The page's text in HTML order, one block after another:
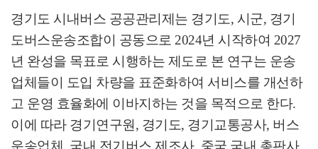
경기도 시내버스 공공관리제는 경기도, 시군, 경기
도버스운송조합이 공동으로 2024년 시작하여 2027
년 완성을 목표로 시행하는 제도로 본 연구는 운송
업체들이 도입 차량을 표준화하여 서비스를 개선하
고 운영 효율화에 이바지하는 것을 목적으로 한다.
이에 따라 경기연구원, 경기도, 경기교통공사, 버스
운송업체, 국내 전기버스 제조사, 중국 국내 총판사